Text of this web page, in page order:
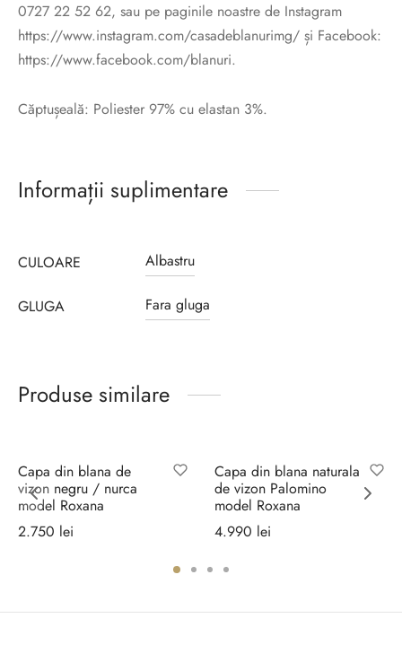
0727 22 52 62, sau pe paginile noastre de Instagram
https://www.instagram.com/casadeblanurimg/ și Facebook:
https://www.facebook.com/blanuri.
Căptușeală: Poliester 97% cu elastan 3%.
Informații suplimentare
CULOARE Albastru
GLUGA Fara gluga
Produse similare
Capa din blana de
vizon negru / nurca
model Roxana
2.750 lei
Capa din blana naturala
de vizon Palomino
model Roxana
4.990 lei